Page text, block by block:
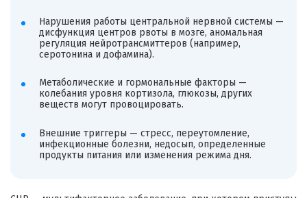
Нарушения работы центральной нервной системы —
дисфункция центров рвоты в мозге, аномальная
регуляция нейротрансмиттеров (например,
серотонина и дофамина).
Метаболические и гормональные факторы —
колебания уровня кортизола, глюкозы, других
веществ могут провоцировать.
Внешние триггеры — стресс, переутомление,
инфекционные болезни, недосып, определенные
продукты питания или изменения режима дня.